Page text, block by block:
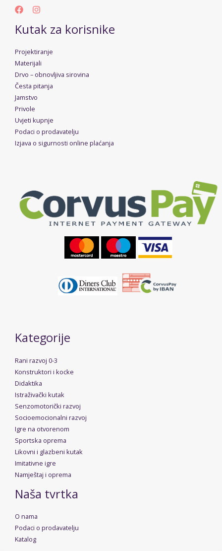
Kutak za korisnike
Projektiranje
Materijali
Drvo – obnovljiva sirovina
Česta pitanja
Jamstvo
Privole
Uvjeti kupnje
Podaci o prodavatelju
Izjava o sigurnosti online plaćanja
Kategorije
Rani razvoj 0-3
Konstruktori i kocke
Didaktika
Istraživački kutak
Senzomotorički razvoj
Socioemocionalni razvoj
Igre na otvorenom
Sportska oprema
Likovni i glazbeni kutak
Imitativne igre
Namještaj i oprema
Naša tvrtka
O nama
Podaci o prodavatelju
Katalog